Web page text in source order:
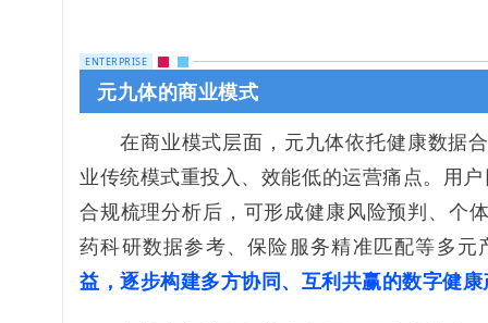
ENTERPRISE
元九体的商业模式
在商业模式层面，元九体依托健康数据
业传统模式重投入、效能低的运营痛点。用
合规梳理分析后，可形成健康风险预判、个
药科研数据参考、保险服务精准匹配等多元
益，逐步构建多方协同、互利共赢的数字健